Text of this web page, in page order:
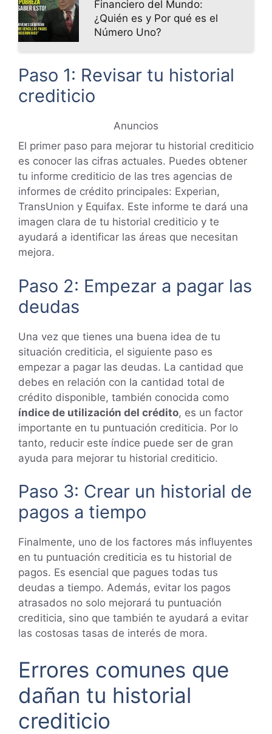
Financiero del Mundo:
¿Quién es y Por qué es el
Número Uno?
Paso 1: Revisar tu historial
crediticio
Anuncios
El primer paso para mejorar tu historial crediticio
es conocer las cifras actuales. Puedes obtener
tu informe crediticio de las tres agencias de
informes de crédito principales: Experian,
TransUnion y Equifax. Este informe te dará una
imagen clara de tu historial crediticio y te
ayudará a identificar las áreas que necesitan
mejora.
Paso 2: Empezar a pagar las
deudas
Una vez que tienes una buena idea de tu
situación crediticia, el siguiente paso es
empezar a pagar las deudas. La cantidad que
debes en relación con la cantidad total de
crédito disponible, también conocida como
índice de utilización del crédito, es un factor
importante en tu puntuación crediticia. Por lo
tanto, reducir este índice puede ser de gran
ayuda para mejorar tu historial crediticio.
Paso 3: Crear un historial de
pagos a tiempo
Finalmente, uno de los factores más influyentes
en tu puntuación crediticia es tu historial de
pagos. Es esencial que pagues todas tus
deudas a tiempo. Además, evitar los pagos
atrasados no solo mejorará tu puntuación
crediticia, sino que también te ayudará a evitar
las costosas tasas de interés de mora.
Errores comunes que
dañan tu historial
crediticio